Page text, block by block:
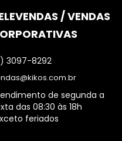
/ VENDAS
3097-8292
de segunda a
das 08:30 às 18h
feriados